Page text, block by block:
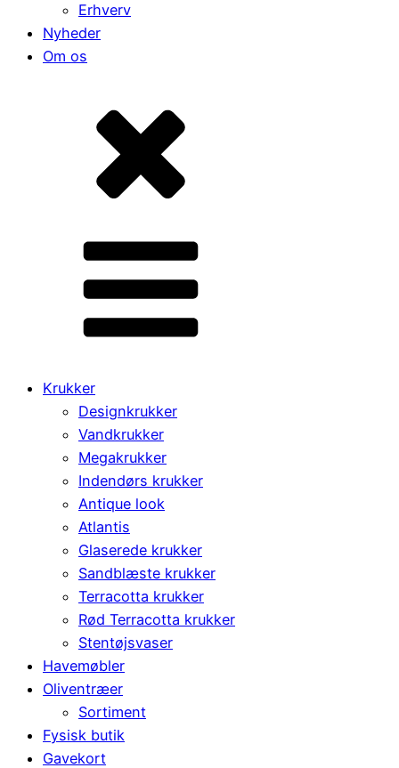
Erhverv
Nyheder
Om os
Krukker
Designkrukker
Vandkrukker
Megakrukker
Indendørs krukker
Antique look
Atlantis
Glaserede krukker
Sandblæste krukker
Terracotta krukker
Rød Terracotta krukker
Stentøjsvaser
Havemøbler
Oliventræer
Sortiment
Fysisk butik
Gavekort